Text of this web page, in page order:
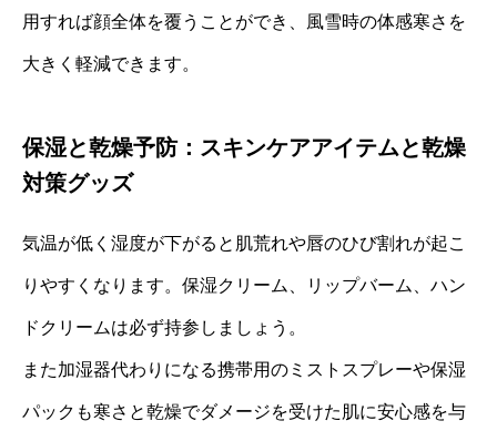
用すれば顔全体を覆うことができ、風雪時の体感寒さを
大きく軽減できます。
保湿と乾燥予防：スキンケアアイテムと乾燥
対策グッズ
気温が低く湿度が下がると肌荒れや唇のひび割れが起こ
りやすくなります。保湿クリーム、リップバーム、ハン
ドクリームは必ず持参しましょう。
また加湿器代わりになる携帯用のミストスプレーや保湿
パックも寒さと乾燥でダメージを受けた肌に安心感を与